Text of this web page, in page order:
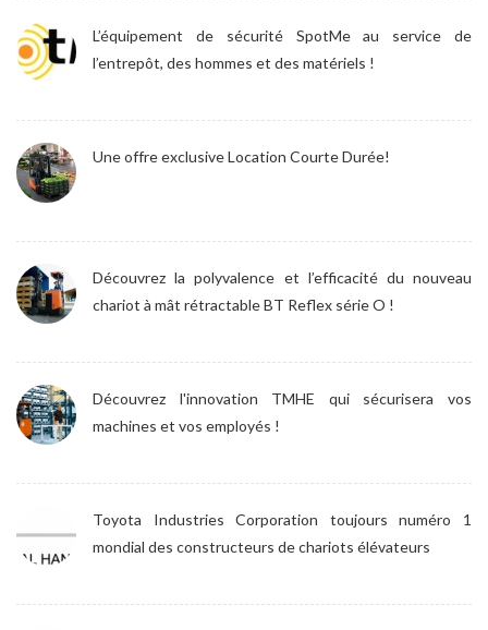
L’équipement de sécurité SpotMe au service de
l’entrepôt, des hommes et des matériels !
Une offre exclusive Location Courte Durée!
Découvrez la polyvalence et l’efficacité du nouveau
chariot à mât rétractable BT Reflex série O !
Découvrez l'innovation TMHE qui sécurisera vos
machines et vos employés !
Toyota Industries Corporation toujours numéro 1
mondial des constructeurs de chariots élévateurs